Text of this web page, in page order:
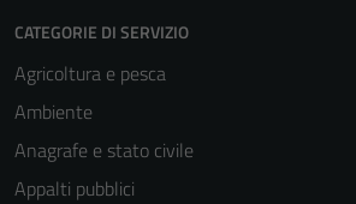
CATEGORIE DI SERVIZIO
Agricoltura e pesca
Ambiente
Anagrafe e stato civile
Appalti pubblici